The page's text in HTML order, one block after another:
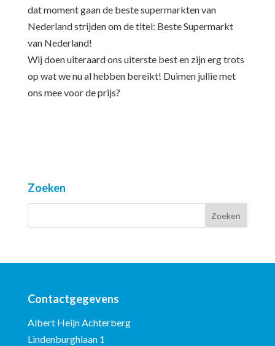
dat moment gaan de beste supermarkten van
Nederland strijden om de titel: Beste Supermarkt
van Nederland!
Wij doen uiteraard ons uiterste best en zijn erg trots
op wat we nu al hebben bereikt! Duimen jullie met
ons mee voor de prijs?
Zoeken
Contactgegevens
Albert Heijn Achterberg
Lindenburghlaan 1